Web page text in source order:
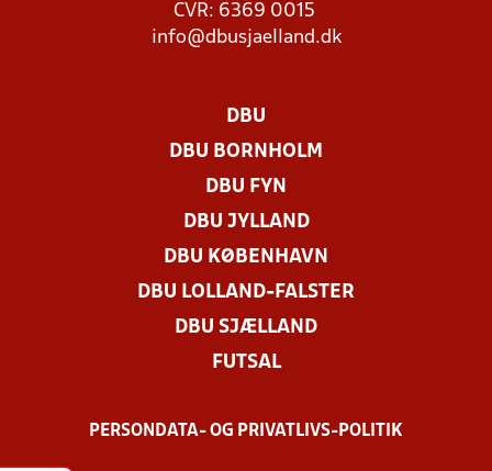
CVR: 6369 0015
info@dbusjaelland.dk
DBU
DBU BORNHOLM
DBU FYN
DBU JYLLAND
DBU KØBENHAVN
DBU LOLLAND-FALSTER
DBU SJÆLLAND
FUTSAL
PERSONDATA- OG PRIVATLIVS-POLITIK